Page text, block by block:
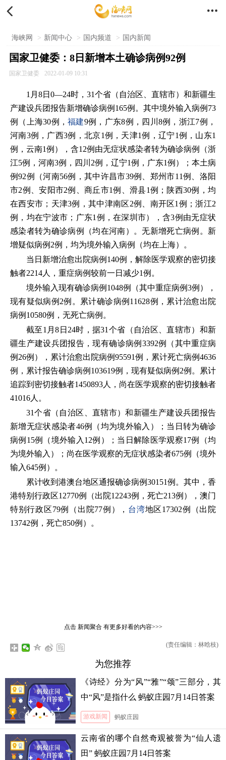
 
海峡网 > 新闻中心 > 国内频道 > 国内新闻
国家卫健委：8日新增本土确诊病例92例
国家卫健委 2022-01-09 10:31
1月8日0—24时，31个省（自治区、直辖市）和新疆生
产建设兵团报告新增确诊病例165例。其中境外输入病例73
例（上海30例，福建9例，广东8例，四川8例，浙江7例，
河南3例，广西3例，北京1例，天津1例，辽宁1例，山东1
例，云南1例），含12例由无症状感染者转为确诊病例（浙
江5例，河南3例，四川2例，辽宁1例，广东1例）；本土病
例92例（河南56例，其中许昌市39例、郑州市11例、洛阳
市2例、安阳市2例、商丘市1例、滑县1例；陕西30例，均
在西安市；天津3例，其中津南区2例、南开区1例；浙江2
例，均在宁波市；广东1例，在深圳市），含3例由无症状
感染者转为确诊病例（均在河南）。无新增死亡病例。新
增疑似病例2例，均为境外输入病例（均在上海）。
当日新增治愈出院病例140例，解除医学观察的密切接
触者2214人，重症病例较前一日减少1例。
境外输入现有确诊病例1048例（其中重症病例3例），
现有疑似病例2例。累计确诊病例11628例，累计治愈出院
病例10580例，无死亡病例。
截至1月8日24时，据31个省（自治区、直辖市）和新
疆生产建设兵团报告，现有确诊病例3392例（其中重症病
例26例），累计治愈出院病例95591例，累计死亡病例4636
例，累计报告确诊病例103619例，现有疑似病例2例。累计
追踪到密切接触者1450893人，尚在医学观察的密切接触者
41016人。
31个省（自治区、直辖市）和新疆生产建设兵团报告
新增无症状感染者46例（均为境外输入）；当日转为确诊
病例15例（境外输入12例）；当日解除医学观察17例（均
为境外输入）；尚在医学观察的无症状感染者675例（境外
输入645例）。
累计收到港澳台地区通报确诊病例30151例。其中，香
港特别行政区12770例（出院12243例，死亡213例），澳门
特别行政区79例（出院77例）， 台湾地区17302例（出院
13742例，死亡850例）。
点击 新闻聚合有更多好看的内容>>>
(责任编辑：林晗枝)
为您推荐
《诗经》分为“风”“雅”“颂”三部分，其
中“风”是指什么 蚂蚁庄园7月14日答案
游戏新闻 蚂蚁庄园
云南省的哪个自然奇观被誉为“仙人遗
田” 蚂蚁庄园7月14日答案